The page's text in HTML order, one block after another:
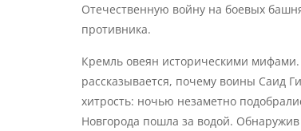
Отечественную войну на боевых
противника.
Кремль овеян историческими
рассказывается, почему воины Саид
хитрость: ночью незаметно
Новгорода пошла за водой.